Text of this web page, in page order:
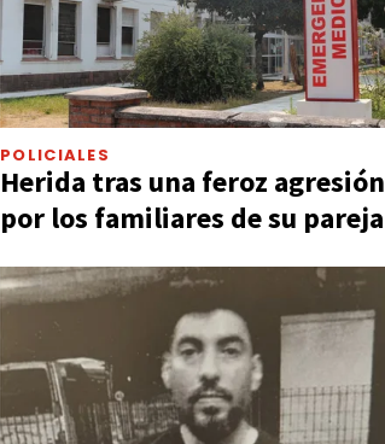
POLICIALES
Herida tras una feroz agresión
por los familiares de su pareja